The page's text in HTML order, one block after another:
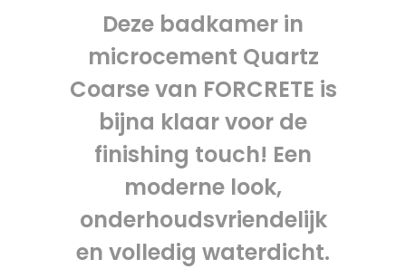
Deze badkamer in
microcement Quartz
Coarse van FORCRETE is
bijna klaar voor de
finishing touch! Een
moderne look,
onderhoudsvriendelijk
en volledig waterdicht.